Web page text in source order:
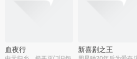
血夜行 新喜剧之王